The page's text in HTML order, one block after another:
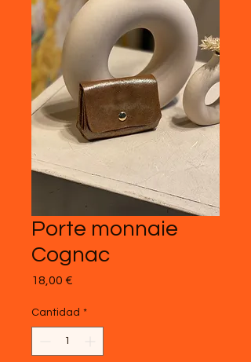
Porte monnaie
Cognac
18,00 €
Cantidad *